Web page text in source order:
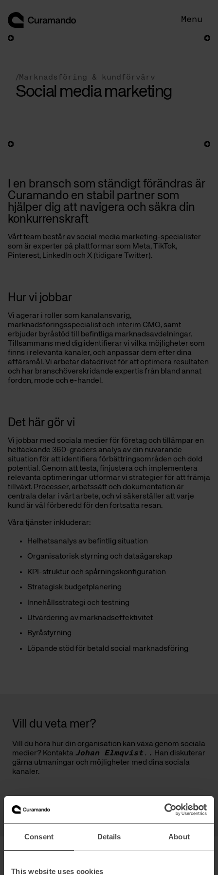
Consent Details About
This website uses cookies
till
innehåll
Menu
/ Marknadsföring & kundförvärv
Social media marketing
I en bransch som ständigt förändras är
Curamando en stabil partner som
hjälper dig att navigera och säkra din
konkurrenskraft
Vårt team består av social media marketing-specialister
som är experter på plattformar som Meta, TikTok,
Pinterest, LinkedIn och X (tidigare Twitter).
Hur vi jobbar
Vi agerar i roller som kanalansvarig,
marknadsföringsspecialist och interim CMO, samt
erbjuder byråstöd till befintliga marknadsavdelningar.
Tillsammans med dig identifierar vi vilka möjligheter som
finns i relevanta kanaler, och anpassar dem efter dina
affärsmål. Vi arbetar datadrivet för att optimera resultaten
och har branschöverskridande expertis från bland annat
fordon, mode och e-handel.
Det här gör vi
Vi jobbar med sociala medier för företag och tillämpar en
heltäckande 360-graders analys av din nuvarande
situation för att identifiera förbättringsområden och dold
potential. Genom att testa, finjustera och implementera
relevanta optimeringar utformar vi strategier för att främja
tillväxt. Processer, arbetssätt och dokumentation är
centrala delar i vårt arbete, och vi säkerställer att varje
kund är väl förberedd för den fortsatta resan.
Våra tjänster inkluderar:
Helhetsanalys av befintlig situation
Organisatorisk styrning och dataägarskap
KPI-struktur och spårningskonfiguration
Strategisk budgetplanering
Innehållsstrategi och testning
Utvärdering av marknadseffektivitet
Byråstyrning
Löpande stöd för betald social marknadsföring
Vill du veta mer?
Vill du höra hur din organisation kan växa genom sociala
medier? Kontakta Johan Elmqvist . . Han diskuterar
gärna utmaningar och möjligheter med dina sociala
kanaler.
Expert